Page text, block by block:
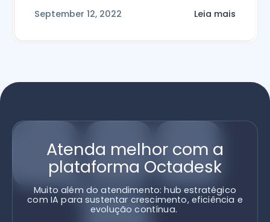
September 12, 2022 Leia mais
Atenda melhor com a
plataforma Octadesk
Muito além do atendimento: hub estratégico
com IA para sustentar crescimento, eficiência e
evolução contínua.